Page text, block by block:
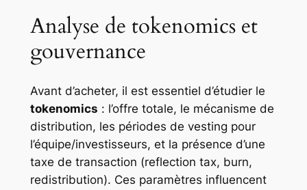
Analyse de tokenomics et
gouvernance
Avant d’acheter, il est essentiel d’étudier le
tokenomics : l’offre totale, le mécanisme de
distribution, les périodes de vesting pour
l’équipe/investisseurs, et la présence d’une
taxe de transaction (reflection tax, burn,
redistribution). Ces paramètres influencent